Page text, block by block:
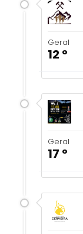
Geral
12 º
Geral
17 º